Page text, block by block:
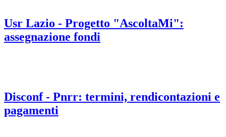
Usr Lazio - Progetto "AscoltaMi":
assegnazione fondi
Disconf - Pnrr: termini, rendicontazioni e
pagamenti